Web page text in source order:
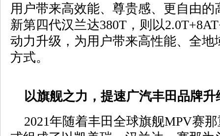
用户带来高效能、尊贵感、更自由
新第四代汉兰达380T，则以
动力升级，为用户带来高性能、全
方式。
以旗舰之力，提速广汽丰田品牌升
2021年随着丰田全球旗舰MPV赛